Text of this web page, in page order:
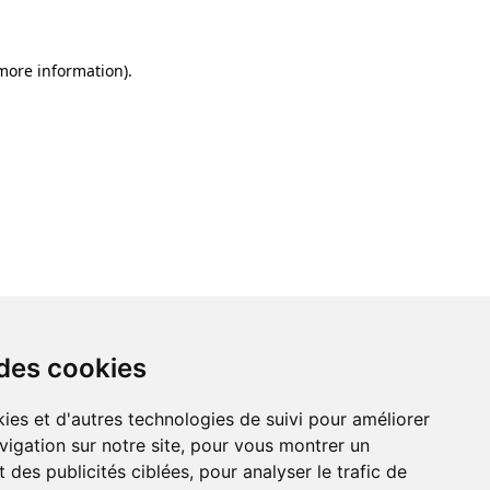
cookies
et d'autres technologies de suivi pour améliorer
sur notre site, pour vous montrer un
des publicités ciblées, pour analyser le trafic de
information).